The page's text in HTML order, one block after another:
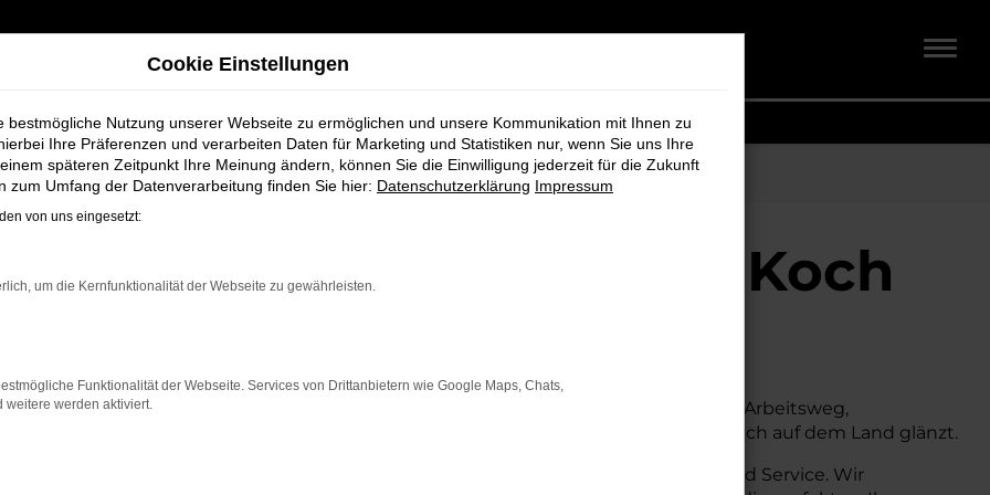
für Cuxhaven
bei Schmidt + Koch
die ein zuverlässiges und modernes Fahrzeug suchen. Ob für den täglichen Arbeitsweg,
bietet Komfort, Effizienz und modernes Design, das sowohl in der Stadt als auch auf dem Land glänzt.
neben einer breiten Auswahl an VW Fahrzeugen auch umfassende Beratung und Service. Wir
Cookie Einstellungen
bestmögliche Nutzung unserer Webseite zu ermöglichen und unsere Kommunikation mit Ihnen zu
Ihre Präferenzen und verarbeiten Daten für Marketing und Statistiken nur, wenn Sie uns Ihre
späteren Zeitpunkt Ihre Meinung ändern, können Sie die Einwilligung jederzeit für die Zukunft
zum Umfang der Datenverarbeitung finden Sie hier: Datenschutzerklärung Impressum
von uns eingesetzt:
um die Kernfunktionalität der Webseite zu gewährleisten.
Funktionalität der Webseite. Services von Drittanbietern wie Google Maps, Chats,
weitere werden aktiviert.